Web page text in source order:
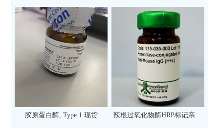
次）
胶原蛋白酶, Type 1 现货
辣根过氧化物酶HRP标记亲和